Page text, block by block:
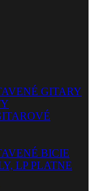
GITARY
BICIE
LP PLATNE